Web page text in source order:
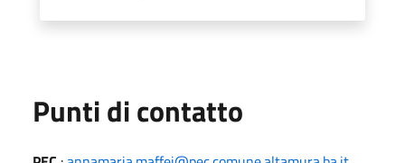
Punti di contatto